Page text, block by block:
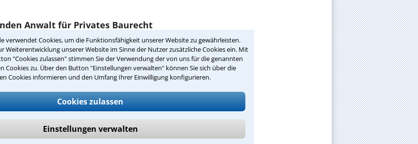
verwendet Cookies, um die Funktionsfähigkeit unserer Website zu gewährleisten.
Weiterentwicklung unserer Website im Sinne der Nutzer zusätzliche Cookies ein. Mit
"Cookies zulassen" stimmen Sie der Verwendung der von uns für die genannten
Cookies zu. Über den Button "Einstellungen verwalten" können Sie sich über die
Cookies informieren und den Umfang Ihrer Einwilligung konfigurieren.
Cookies zulassen
Einstellungen verwalten
Anwalt für Privates Baurecht
Ihrer Umgebung auswählen
in Bremen einen Beratungstermin
ist es, über unser Kontaktformular einen
Sie es gleich aus.